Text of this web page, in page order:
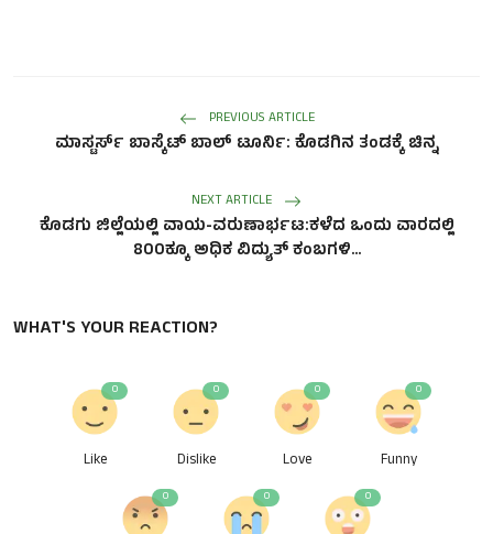
PREVIOUS ARTICLE
ಮಾಸ್ಟರ್ಸ್ ಬಾಸ್ಕೆಟ್ ಬಾಲ್ ಟೂರ್ನಿ: ಕೊಡಗಿನ ತಂಡಕ್ಕೆ ಚಿನ್ನ
NEXT ARTICLE
ಕೊಡಗು ಜಿಲ್ಲೆಯಲ್ಲಿ ವಾಯ-ವರುಣಾರ್ಭಟ:ಕಳೆದ ಒಂದು ವಾರದಲ್ಲಿ
800ಕ್ಕೂ ಅಧಿಕ ವಿದ್ಯುತ್ ಕಂಬಗಳಿ...
WHAT'S YOUR REACTION?
Like
0
Dislike
0
Love
0
Funny
0
0 0 0